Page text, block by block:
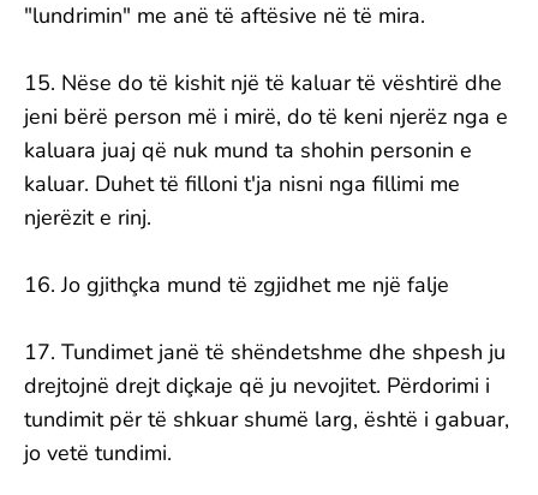
"lundrimin" me anë të aftësive në të mira.
15. Nëse do të kishit një të kaluar të vështirë dhe
jeni bërë person më i mirë, do të keni njerëz nga e
kaluara juaj që nuk mund ta shohin personin e
kaluar. Duhet të filloni t'ja nisni nga fillimi me
njerëzit e rinj.
16. Jo gjithçka mund të zgjidhet me një falje
17. Tundimet janë të shëndetshme dhe shpesh ju
drejtojnë drejt diçkaje që ju nevojitet. Përdorimi i
tundimit për të shkuar shumë larg, është i gabuar,
jo vetë tundimi.